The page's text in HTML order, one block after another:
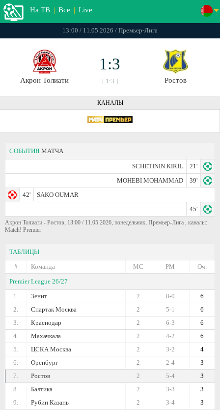
На ТВ | Все | Live
13:00 / 11.05.2026 / Премьер-Лига
Акрон Толиати
1:3
[ 1:3 ] Ростов
КАНАЛЫ
СОБЫТИЯ МАТЧА
SCHETININ KIRIL
21'
MOHEBI MOHAMMAD
39'
42'
SAKO OUMAR
45'
Акрон Толиати - Ростов, 13:00 / 11.05.2026, понедельник, Премьер-Лига , каналы:
Match! Premier
ТАБЛИЦЫ
#
Команда Оч.
РМ
МС
Premier League 26/27
1.
Зенит 6
8-0
2
2.
Спартак Москва 6
5-1
2
3.
Краснодар 6
6-3
2
4.
Махачкала 6
4-2
2
5.
ЦСКА Москва 4
3-2
2
6.
Оренбург 3
2-4
2
7.
Ростов 3
5-4
2
8.
Балтика 3
3-3
2
9.
Рубин Казань 3
3-4
2